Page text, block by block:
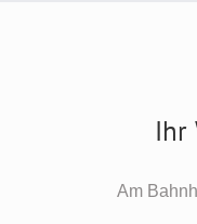
Ihr
Am